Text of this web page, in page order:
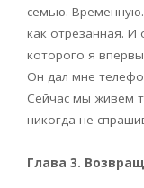
семью.
как отрезанная.
которого я
Он дал мне
Сейчас мы живем
никогда не
Глава 3.